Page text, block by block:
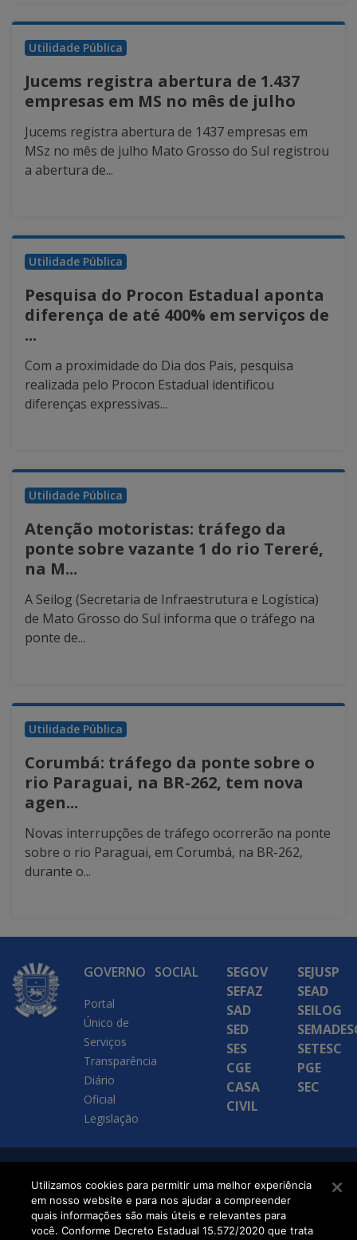
Utilidade Pública
Jucems registra abertura de 1.437
empresas em MS no mês de julho
Jucems registra abertura de 1437 empresas em
MSz no mês de julho Mato Grosso do Sul registrou
a abertura de...
Utilidade Pública
Pesquisa do Procon Estadual aponta
diferença de até 400% em serviços de
...
Com a proximidade do Dia dos Pais, pesquisa
realizada pelo Procon Estadual identificou
diferenças expressivas...
Utilidade Pública
Atenção motoristas: tráfego da
ponte sobre vazante 1 do rio Tereré,
na M...
A Seilog (Secretaria de Infraestrutura e Logística)
de Mato Grosso do Sul informa que o tráfego na
ponte de...
Utilidade Pública
Corumbá: tráfego da ponte sobre o
rio Paraguai, na BR-262, tem nova
agen...
Novas interrupções de tráfego ocorrerão na ponte
sobre o rio Paraguai, em Corumbá, na BR-262,
durante o...
GOVERNO
Portal
Único de
Serviços
Transparência
Diário
Oficial
Legislação
SOCIAL
SEGOV
SEFAZ
SAD
SED
SES
CGE
CASA
CIVIL
SEJUSP
SEAD
SEILOG
SETESC
PGE
SEC
SETDIG | Secretaria-
Executiva de
Transformação Digital
Utilizamos cookies para permitir uma melhor experiência
em nosso website e para nos ajudar a compreender
quais informações são mais úteis e relevantes para
você. Conforme Decreto Estadual 15.572/2020 que trata